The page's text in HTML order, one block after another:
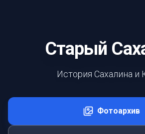
Старый
История Сахалина и
Фотоархив